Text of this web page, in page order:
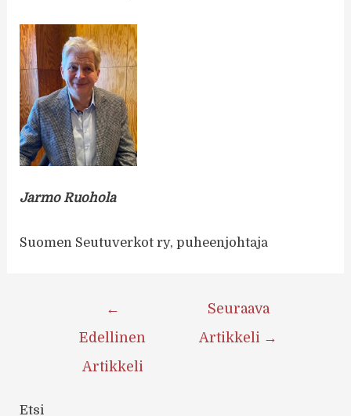
Jarmo Ruohola
Suomen Seutuverkot ry, puheenjohtaja
←
Edellinen
Artikkeli
Seuraava
Artikkeli →
Etsi